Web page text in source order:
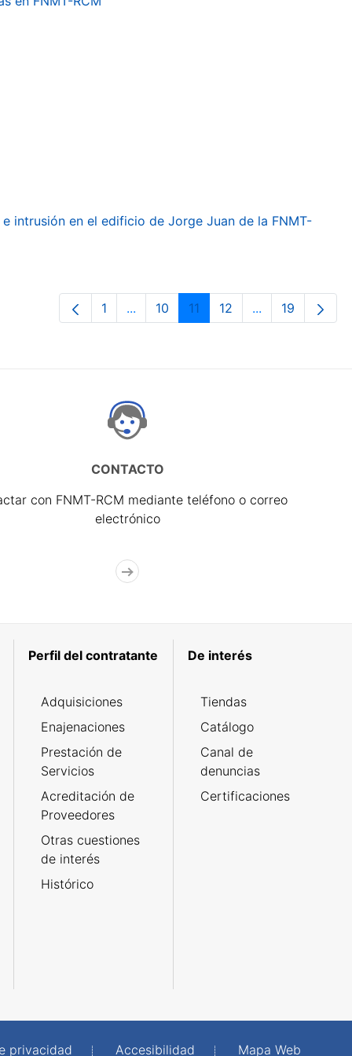
intrusión en el edificio de Jorge Juan de la FNMT-
Página
1 ...Páginas intermedias Use TAB para
Página
10 Página
11 Página
12 ...PáginasPágina
19
CONTACTO
con FNMT-RCM mediante teléfono o correo
electrónico
Perfil del contratante
Adquisiciones
Enajenaciones
Prestación de
Servicios
Acreditación de
Proveedores
Otras cuestiones
de interés
Histórico
De interés
Tiendas
Catálogo
Canal de
denuncias
Certificaciones
privacidad Accesibilidad Mapa Web